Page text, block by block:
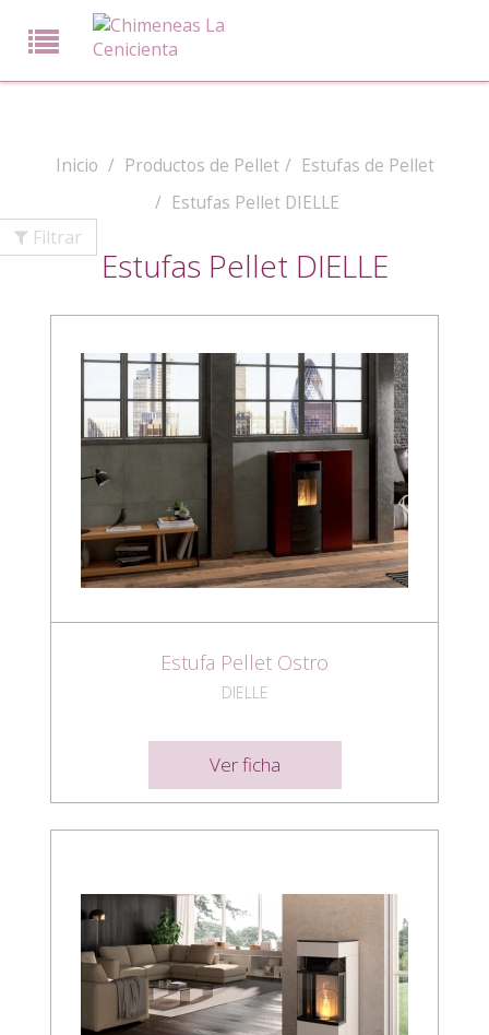
Filtrar
Inicio Productos de Pellet
Estufas de Pellet
Estufas Pellet DIELLE
Estufas Pellet DIELLE
Estufa Pellet Ostro
DIELLE
Ver ficha